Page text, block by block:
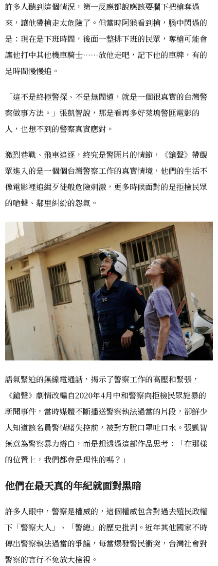
許多人聽到這個情況，第一反應都說應該要攔下把槍奪過
來，讓他帶槍走太危險了。但當時阿猴看到槍，腦中閃過的
是：現在是下班時間，後面一整排下班的民眾，奪槍可能會
讓他打中其他機車騎士……放他走吧，記下他的車牌，有的
是時間慢慢追。
「這不是終極警探、不是無間道，就是一個很真實的台灣警
察做事方法。」張凱智說，那是看再多好萊塢警匪電影的
人，也想不到的警察真實應對。
激烈巷戰、飛車追逐，終究是警匪片的情節，《鎗聲》帶觀
眾進入的是一個個台灣警察工作的真實情境，他們的生活不
像電影裡追緝歹徒般危險刺激，更多時候面對的是拒檢民眾
的嗆聲、鄰里糾紛的怨氣。
語氣緊迫的無線電通話，揭示了警察工作的高壓和緊張，
《鎗聲》劇情改編自2020年4月中和警察向拒檢民眾施暴的
新聞事件，當時媒體不斷播送警察執法過當的片段，卻鮮少
人知道該名員警情緒失控前，被對方脫口罩吐口水。張凱智
無意為警察暴力辯白，而是想透過這部作品思考：「在那樣
的位置上，我們都會是理性的嗎？」
他們在最天真的年紀就面對黑暗
許多人眼中，警察是權威的，這個權威包含對過去殖民政權
下「警察大人」、「警總」的歷史批判。近年其他國家不時
傳出警察執法過當的爭議，每當爆發警民衝突，台灣社會對
警察的言行不免放大檢視。